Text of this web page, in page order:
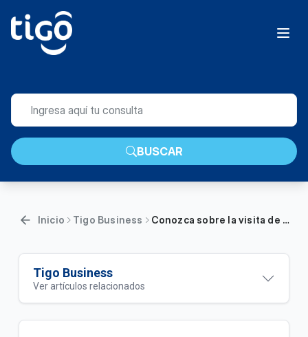
BUSCAR
Inicio Tigo Business Conozca sobre la visita de instalación de servicios Tigo Business | Empresas
Tigo Business
Ver artículos relacionados
eSIM para su línea móvil Tigo Business | Empresas